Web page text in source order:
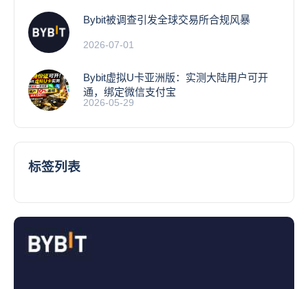
Bybit被调查引发全球交易所合规风暴
2026-07-01
Bybit虚拟U卡亚洲版：实测大陆用户可开
通，绑定微信支付宝
2026-05-29
标签列表